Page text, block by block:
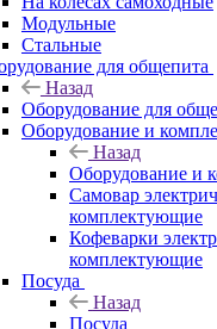
Модульные
Стальные
для общепита
Назад
Оборудование для
Оборудование и
Назад
Оборудование и
Самовар
комплектующие
Кофеварки
комплектующие
Посуда
Назад
Посуда